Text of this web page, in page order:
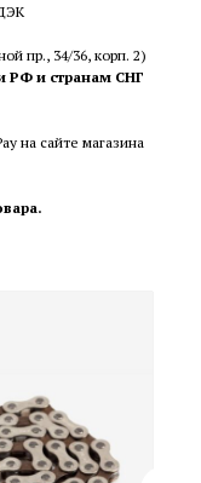
пр., 34/36, корп. 2)
РФ и странам СНГ
на сайте магазина
.